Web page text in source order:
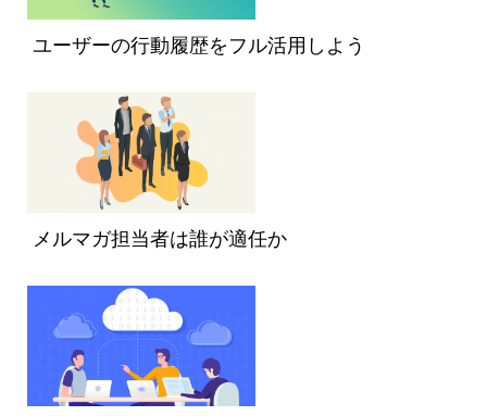
ユーザーの行動履歴をフル活用しよう
メルマガ担当者は誰が適任か